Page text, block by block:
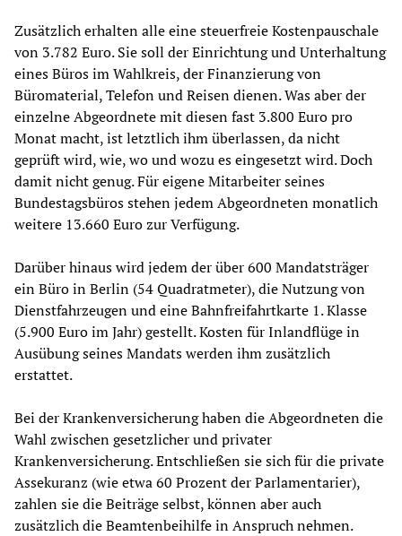
Zusätzlich erhalten alle eine steuerfreie Kostenpauschale
von 3.782 Euro. Sie soll der Einrichtung und Unterhaltung
eines Büros im Wahlkreis, der Finanzierung von
Büromaterial, Telefon und Reisen dienen. Was aber der
einzelne Abgeordnete mit diesen fast 3.800 Euro pro
Monat macht, ist letztlich ihm überlassen, da nicht
geprüft wird, wie, wo und wozu es eingesetzt wird. Doch
damit nicht genug. Für eigene Mitarbeiter seines
Bundestagsbüros stehen jedem Abgeordneten monatlich
weitere 13.660 Euro zur Verfügung.
Darüber hinaus wird jedem der über 600 Mandatsträger
ein Büro in Berlin (54 Quadratmeter), die Nutzung von
Dienstfahrzeugen und eine Bahnfreifahrtkarte 1. Klasse
(5.900 Euro im Jahr) gestellt. Kosten für Inlandflüge in
Ausübung seines Mandats werden ihm zusätzlich
erstattet.
Bei der Krankenversicherung haben die Abgeordneten die
Wahl zwischen gesetzlicher und privater
Krankenversicherung. Entschließen sie sich für die private
Assekuranz (wie etwa 60 Prozent der Parlamentarier),
zahlen sie die Beiträge selbst, können aber auch
zusätzlich die Beamtenbeihilfe in Anspruch nehmen.